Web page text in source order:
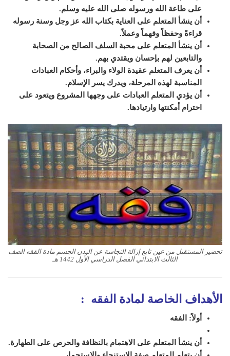
على طاعة الله ورسوله صلى الله عليه وسلم.
أن ينشأ المتعلم على العناية بكتاب الله عز وجل وسنة رسوله
قراءةً وحفظاً وفهماً وعملاً.
أن ينشأ المتعلم على محبة السلف الصالح من الصحابة
والتابعين لهم بإحسان ويقتدي بهم.
أن يعرف المتعلم عقيدة الولاء والبراء، وأحكام العبادات
المناسبة لهذه المرحلة، ويدرك يسر الإسلام.
أن يؤدي المتعلم العبادات على وجهها المشروع ويتعود على
احترام أمكنتها وارتيادها.
تحضير المستقبل من عين تابع إزالة النجاسة عن البدن الجسم مادة الفقه الصف
الثالث الابتدائي الفصل الدراسي الأول 1442 هـ
الأهداف الخاصة لمادة الفقه :
أولاً: الفقه
أن ينشأ المتعلم على الاهتمام بالنظافة والحرص على الطهارة.